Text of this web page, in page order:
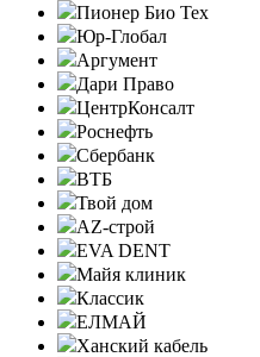
Пионер Био Тех
Юр-Глобал
Аргумент
Дари Право
ЦентрКонсалт
Роснефть
Сбербанк
ВТБ
Твой дом
AZ-строй
EVA DENT
Майя клиник
Классик
ЕЛМАЙ
Ханский кабель